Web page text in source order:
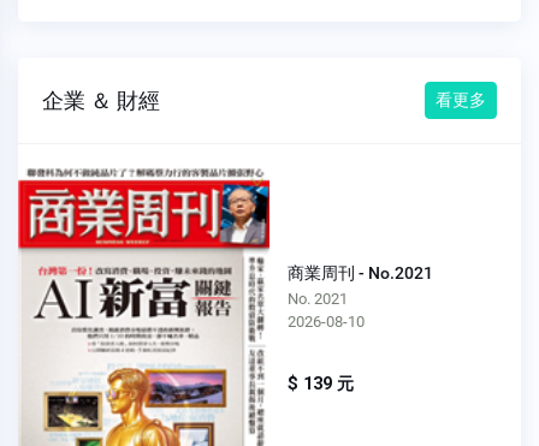
企業 ＆ 財經 看更多
商業周刊 - No.2021
No. 2021
2026-08-10
$ 139 元